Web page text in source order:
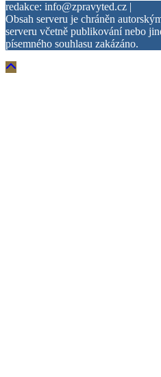
redakce: info@zpravyted.cz |
Obsah serveru je chráněn
serveru včetně publikování nebo
písemného souhlasu zakázáno.